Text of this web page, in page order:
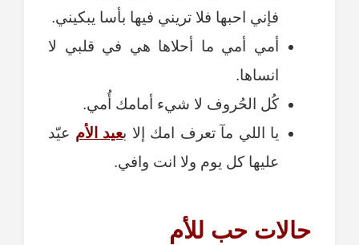
فإني احبها فلا تريني فيها بأسا يبكيني.
أمي أمي ما أحلاها هي في قلبي لا
انساها.
كُل الحُروف لا شيء أمامك أُمي.
يا اللي مآ تعرف امك إلا بعيد الأم عيّد
عليها كل يوم ولا انت وافي.
حالات حب للأم